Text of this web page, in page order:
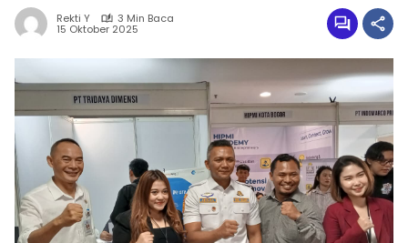
Rekti Y 3 Min Baca
15 Oktober 2025